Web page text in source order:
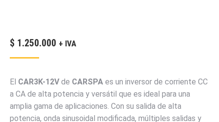
$ 1.250.000 + IVA
El CAR3K-12Vde CARSPA es un inversor de corriente CC
a CA de alta potencia y versátil que es ideal para una
amplia gama de aplicaciones. Con su salida de alta
potencia, onda sinusoidal modificada, múltiples salidas y